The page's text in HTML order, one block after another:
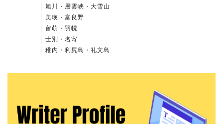
旭川・層雲峡・大雪山
美瑛・富良野
留萌・羽幌
士別・名寄
稚内・利尻島・礼文島